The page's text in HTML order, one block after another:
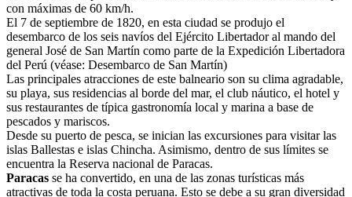
con máximas de 60 km/h.
El 7 de septiembre de 1820, en esta ciudad se produjo el
desembarco de los seis navíos del Ejército Libertador al mando del
general José de San Martín como parte de la Expedición Libertadora
del Perú (véase: Desembarco de San Martín)
Las principales atracciones de este balneario son su clima agradable,
su playa, sus residencias al borde del mar, el club náutico, el hotel y
sus restaurantes de típica gastronomía local y marina a base de
pescados y mariscos.
Desde su puerto de pesca, se inician las excursiones para visitar las
islas Ballestas e islas Chincha. Asimismo, dentro de sus límites se
encuentra la Reserva nacional de Paracas.
Paracas se ha convertido, en una de las zonas turísticas más
atractivas de toda la costa peruana. Esto se debe a su gran diversidad